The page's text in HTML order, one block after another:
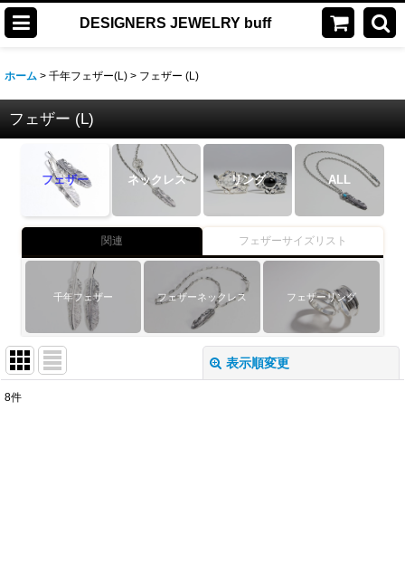
DESIGNERS JEWELRY buff
ホーム > 千年フェザー(L) > フェザー (L)
フェザー (L)
フェザー ネックレス リング ALL
関連 フェザーサイズリスト
千年フェザー フェザーネックレス フェザーリング
表示順変更
8件